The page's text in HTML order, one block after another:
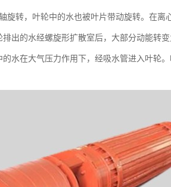
转，叶轮中的水也被叶片带动旋转。在离
出的水经螺旋形扩散室后，大部分动能转
水在大气压力作用下，经吸水管进入叶轮。